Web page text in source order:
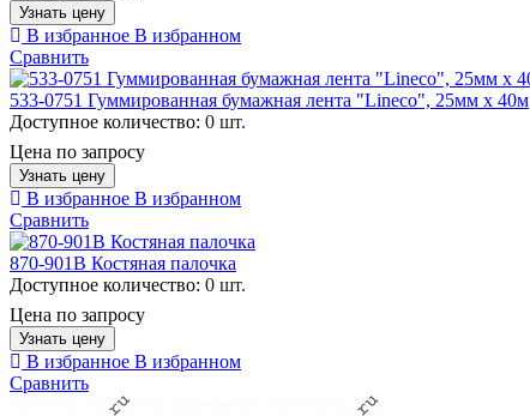
Узнать цену
В избранное В избранном
Сравнить
533-0751 Гуммированная бумажная лента "Lineco", 25мм х 40м
Доступное количество: 0 шт.
Цена по запросу
Узнать цену
В избранное В избранном
Сравнить
870-901B Костяная палочка
Доступное количество: 0 шт.
Цена по запросу
Узнать цену
В избранное В избранном
Сравнить